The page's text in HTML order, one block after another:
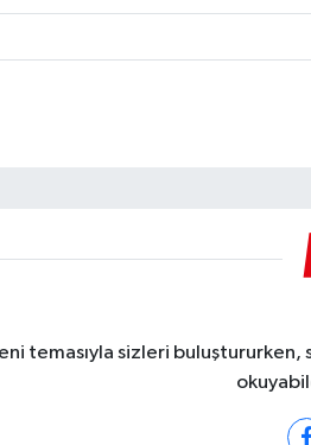
temasıyla sizleri buluştururken,